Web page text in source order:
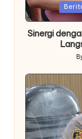
Posted
Sinergi